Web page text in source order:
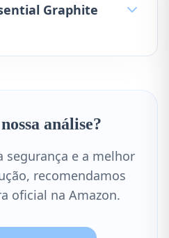
Graphite
análise?
segurança e a melhor
recomendamos
oficial na Amazon.